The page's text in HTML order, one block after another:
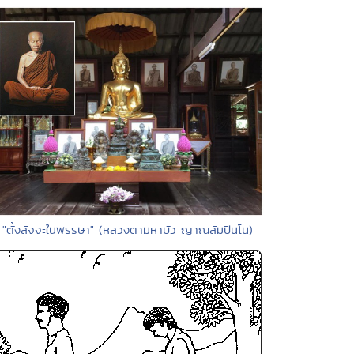
"ตั้งสัจจะในพรรษา" (หลวงตามหาบัว ญาณสัมปันโน)